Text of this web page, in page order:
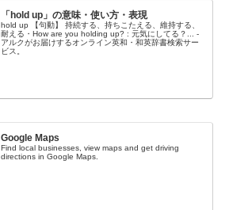
「hold up」の意味・使い方・表現
hold up 【句動】 持続する、持ちこたえる、維持する、
耐える・How are you holding up? : 元気にしてる？... -
アルクがお届けするオンライン英和・和英辞書検索サー
ビス。
Google Maps
Find local businesses, view maps and get driving
directions in Google Maps.